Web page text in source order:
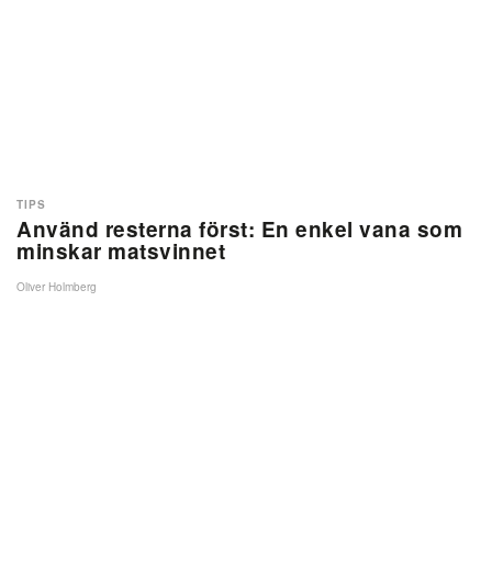
Använd resterna först: En enkel vana som
minskar matsvinnet
TIPS
Oliver Holmberg